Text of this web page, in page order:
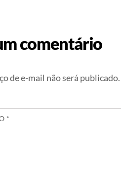
comentário
de e-mail não será publicado.
*